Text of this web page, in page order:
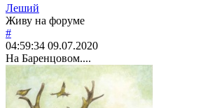
Леший
Живу на форуме
#
04:59:34 09.07.2020
На Баренцовом....